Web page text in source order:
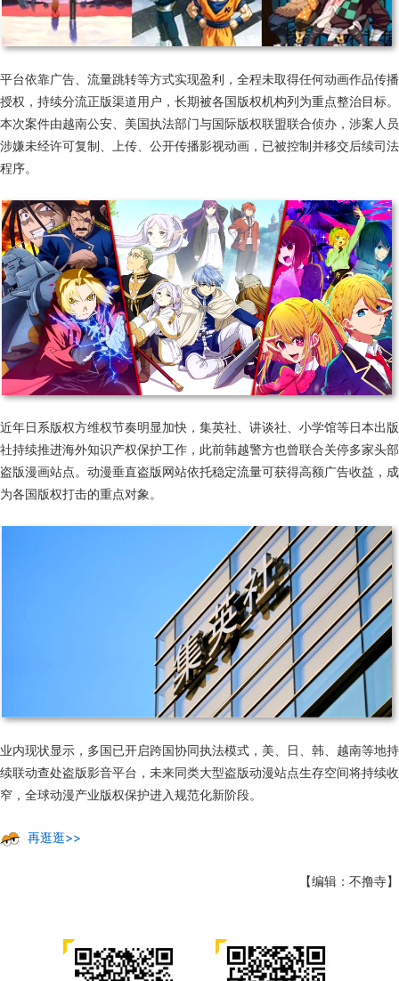
平台依靠广告、流量跳转等方式实现盈利，全程未取得任何动画作品传播
授权，持续分流正版渠道用户，长期被各国版权机构列为重点整治目标。
本次案件由越南公安、美国执法部门与国际版权联盟联合侦办，涉案人员
涉嫌未经许可复制、上传、公开传播影视动画，已被控制并移交后续司法
程序。
近年日系版权方维权节奏明显加快，集英社、讲谈社、小学馆等日本出版
社持续推进海外知识产权保护工作，此前韩越警方也曾联合关停多家头部
盗版漫画站点。动漫垂直盗版网站依托稳定流量可获得高额广告收益，成
为各国版权打击的重点对象。
业内现状显示，多国已开启跨国协同执法模式，美、日、韩、越南等地持
续联动查处盗版影音平台，未来同类大型盗版动漫站点生存空间将持续收
窄，全球动漫产业版权保护进入规范化新阶段。
再逛逛>>
【编辑：不撸寺】